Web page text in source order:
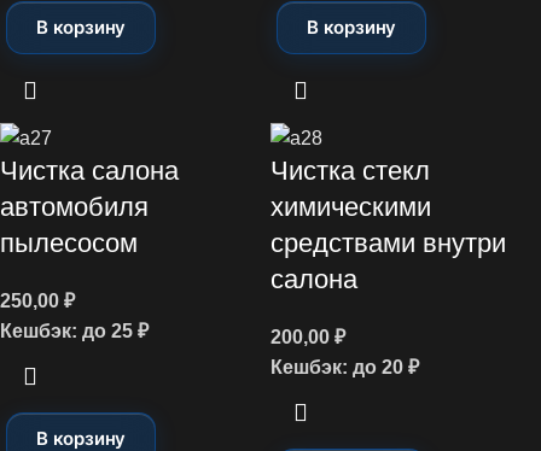
В корзину В корзину
Чистка салона
автомобиля
пылесосом
250,00 ₽
Кешбэк: до 25 ₽
В корзину
Чистка стекл
химическими
средствами внутри
салона
200,00 ₽
Кешбэк: до 20 ₽